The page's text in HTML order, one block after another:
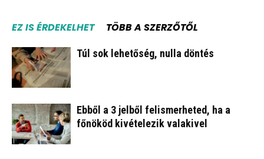
EZ IS ÉRDEKELHET TÖBB A SZERZŐTŐL
Túl sok lehetőség, nulla döntés
Ebből a 3 jelből felismerheted, ha a
főnököd kivételezik valakivel